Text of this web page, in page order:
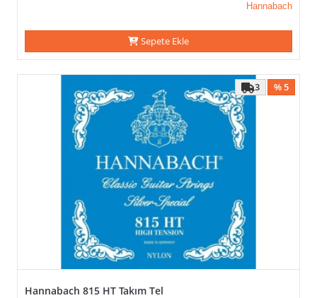
Hannabach
Sepete Ekle
% 5
3
Hannabach 815 HT Takım Tel